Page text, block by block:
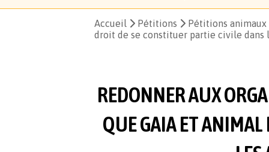
Accueil Pétitions
Pétitions animaux
droit de se constituer partie civile dans
REDONNER AUX
QUE GAIA ET ANIMAL